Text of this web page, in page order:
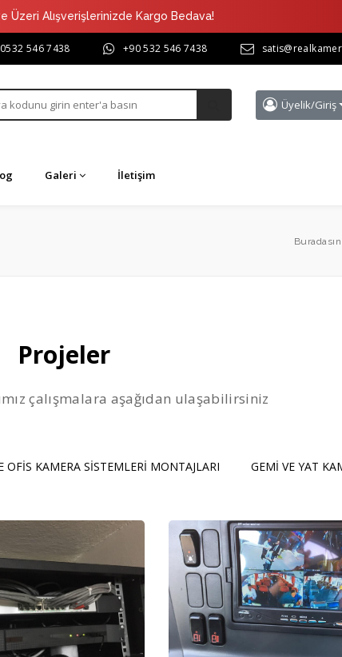
Üzeri Alışverişlerinizde Kargo Bedava!
0532 546 7438 +90 532 546 7438
Üyelik/Giriş
Galeri İletişim
Projeler
çalışmalara aşağıdan ulaşabilirsiniz
OFİS KAMERA SİSTEMLERİ MONTAJLARI GEMİ VE YAT